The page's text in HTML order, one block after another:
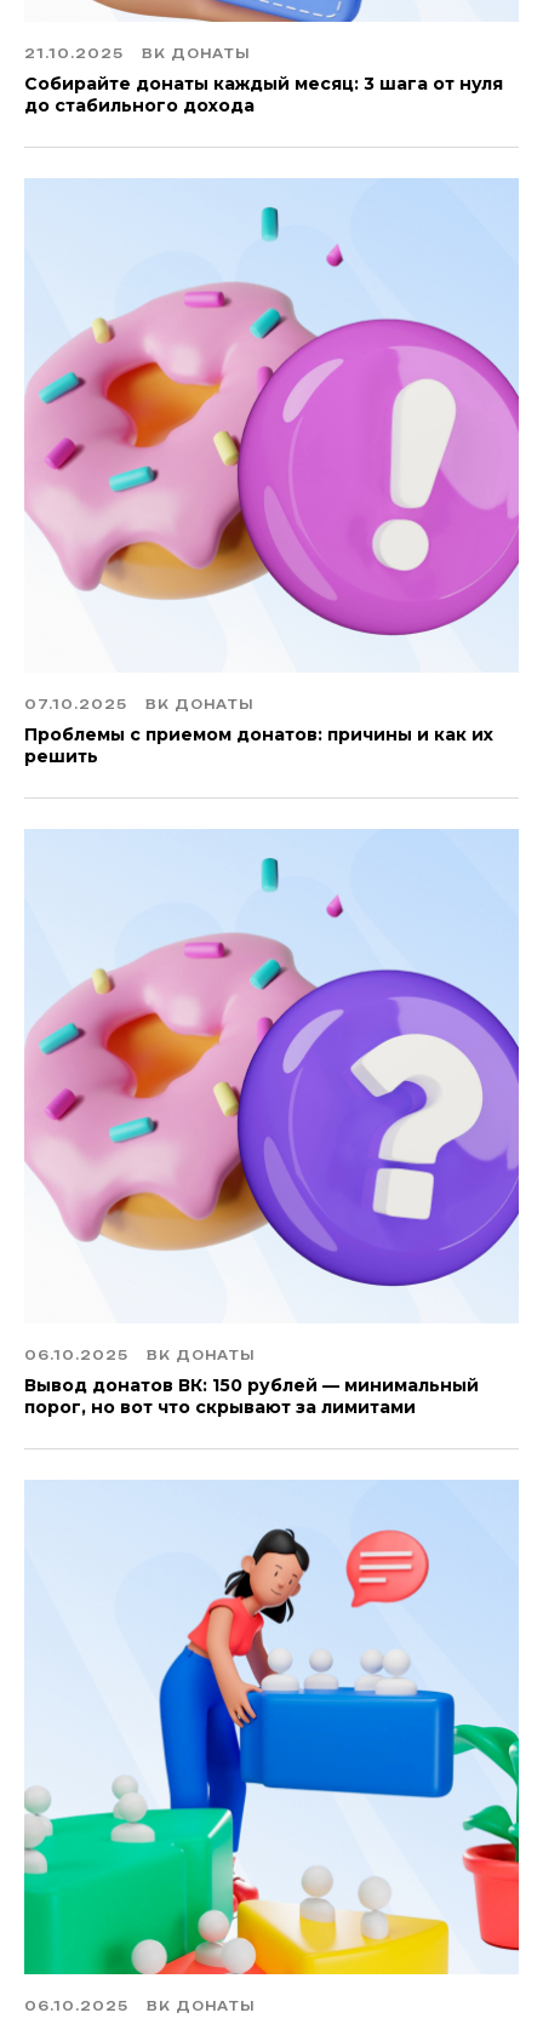
21.10.2025 ВК ДОНАТЫ
Собирайте донаты каждый месяц: 3 шага от нуля
до стабильного дохода
07.10.2025 ВК ДОНАТЫ
Проблемы с приемом донатов: причины и как их
решить
06.10.2025 ВК ДОНАТЫ
Вывод донатов ВК: 150 рублей — минимальный
порог, но вот что скрывают за лимитами
06.10.2025 ВК ДОНАТЫ